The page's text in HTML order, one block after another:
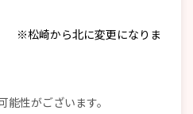
※松崎から北に変更になりま
性がございます。